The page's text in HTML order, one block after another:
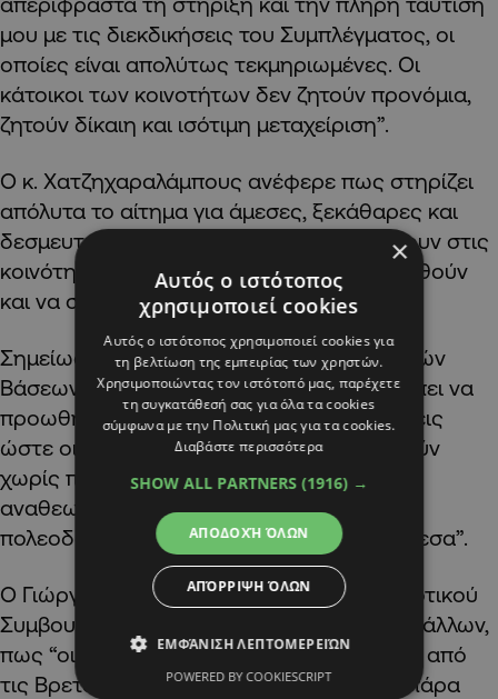
μου με τις διεκδικήσεις του Συμπλέγματος, οι
οποίες είναι απολύτως τεκμηριωμένες. Οι
κάτοικοι των κοινοτήτων δεν ζητούν προνόμια,
ζητούν δίκαιη και ισότιμη μεταχείριση”.
Ο κ. Χατζηχαραλάμπους ανέφερε πως στηρίζει
απόλυτα το αίτημα για άμεσες, ξεκάθαρες και
δεσμευτικές αποφάσεις που θα επιτρέψουν στις
κοινότητες να λειτουργήσουν να αναπτυχθούν
και να συγκρατήσουν τον πληθυσμό τους.
Σημείωσε πως ” η Διοίκηση των Βρετανικών
Βάσεων σε συνεργασία με το κράτος πρέπει να
προωθήσουν άμεσα τις απαραίτητες λύσεις
ώστε οι λατομικές εργασίες να συνεχιστούν
χωρίς περαιτέρω καθυστέρηση και η
αναθεωρημένη Δήλωση Πολιτικής και οι
πολεοδομικές ζώνες να δημοσιευθούν άμεσα”.
Ο Γιώργος Ιουλιανός, Πρόεδρος του Κοινοτικού
Συμβουλίου Ξυλοφάγου, ανέφερε, μεταξύ άλλων,
πως “οι κοινότητες μας είναι περίκλειστες από
τις Βρετανικές Βάσεις, δημιουργήθηκαν πάρα
×
Αυτός ο ιστότοπος
χρησιμοποιεί cookies
Αυτός ο ιστότοπος χρησιμοποιεί cookies για
τη βελτίωση της εμπειρίας των χρηστών.
Χρησιμοποιώντας τον ιστότοπό μας, παρέχετε
τη συγκατάθεσή σας για όλα τα cookies
σύμφωνα με την Πολιτική μας για τα cookies.
Διαβάστε περισσότερα
SHOW ALL PARTNERS (1916) →
ΑΠΟΔΟΧΉ ΌΛΩΝ
ΑΠΌΡΡΙΨΗ ΌΛΩΝ
ΕΜΦΆΝΙΣΗ ΛΕΠΤΟΜΕΡΕΙΏΝ
POWERED BY COOKIESCRIPT